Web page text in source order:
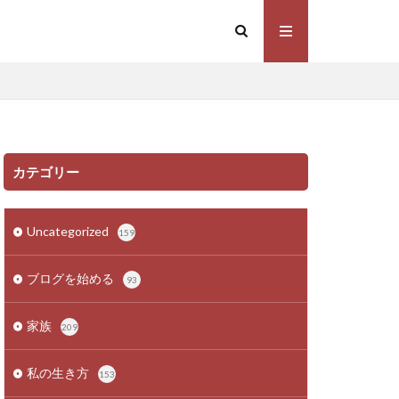
カテゴリー
Uncategorized 159
ブログを始める 93
家族 209
私の生き方 153